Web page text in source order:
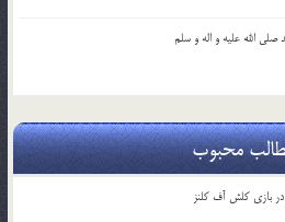
الله علیه و اله و سلم
محبوب
بازی کلش آف کلنز